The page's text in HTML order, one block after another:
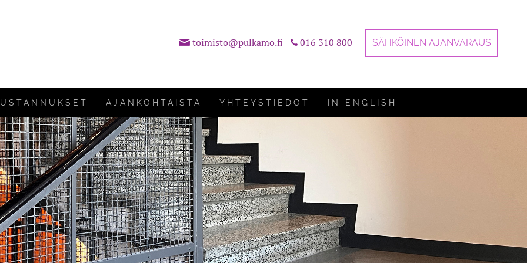
toimisto@pulkamo.fi 016 310 800 SÄHKÖINEN AJANVARAUS
AJANKOHTAISTA YHTEYSTIEDOT IN ENGLISH